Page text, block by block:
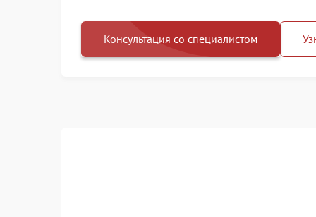
Консультация со специалистом